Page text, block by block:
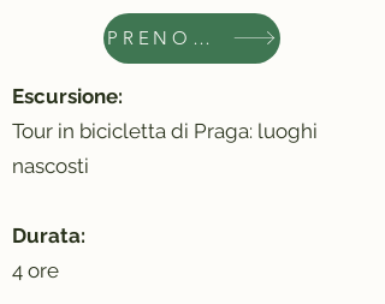
PRENOTA ORA
Escursione:
Tour in bicicletta di Praga: luoghi
nascosti
Durata:
4 ore